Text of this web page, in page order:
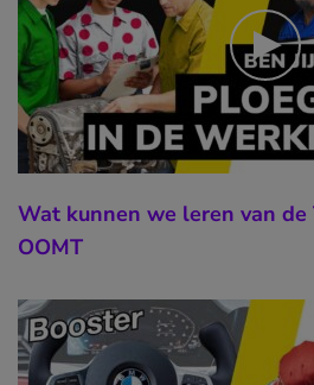
Wat kunnen we leren van de
OOMT